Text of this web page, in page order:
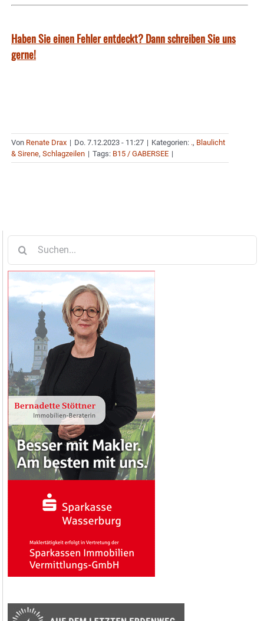
Haben Sie einen Fehler entdeckt? Dann schreiben Sie uns
gerne!
Von Renate Drax | Do. 7.12.2023 - 11:27 | Kategorien: ., Blaulicht
& Sirene, Schlagzeilen | Tags: B15 / GABERSEE |
nach: